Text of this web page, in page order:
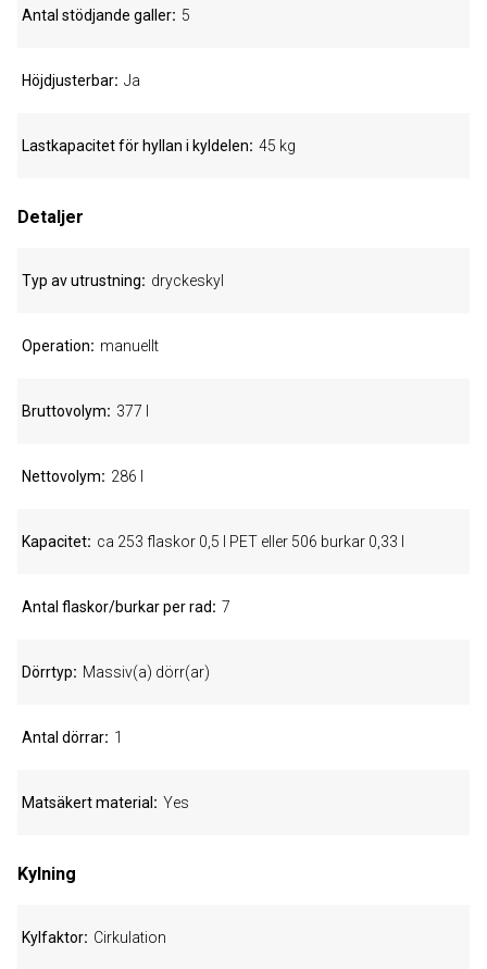
Antal stödjande galler 5
Höjdjusterbar Ja
Lastkapacitet för hyllan i kyldelen 45 kg
Detaljer
Typ av utrustning dryckeskyl
Operation manuellt
Bruttovolym 377 l
Nettovolym 286 l
Kapacitet ca 253 flaskor 0,5 l PET eller 506 burkar 0,33 l
Antal flaskor/burkar per rad 7
Dörrtyp Massiv(a) dörr(ar)
Antal dörrar 1
Matsäkert material Yes
Kylning
Kylfaktor Cirkulation